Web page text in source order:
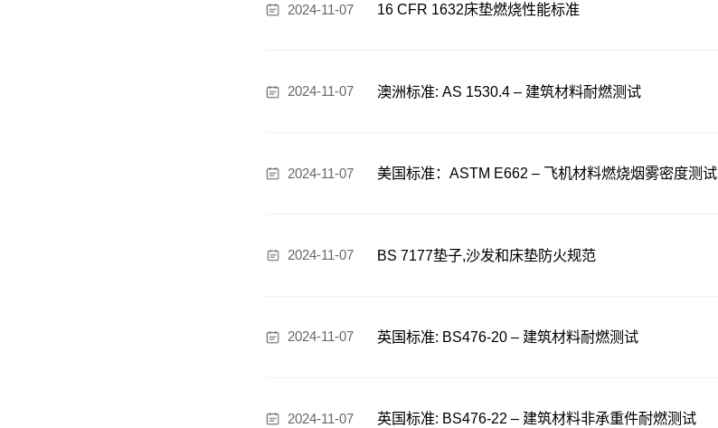
2024-11-07 16 CFR 1632床垫燃烧性能标准
2024-11-07 澳洲标准: AS 1530.4 – 建筑材料耐燃测试
2024-11-07 美国标准：ASTM E662 – 飞机材料燃烧烟雾密度测试
2024-11-07 BS 7177垫子,沙发和床垫防火规范
2024-11-07 英国标准: BS476-20 – 建筑材料耐燃测试
2024-11-07 英国标准: BS476-22 – 建筑材料非承重件耐燃测试